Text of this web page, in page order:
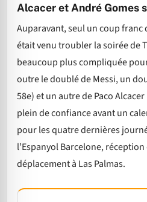
Alcacer et André Gomes
Auparavant, seul un coup franc
était venu troubler la soirée de
beaucoup plus compliquée
outre le doublé de Messi, un
58e) et un autre de Paco
plein de confiance avant un
pour les quatre dernières
l’Espanyol Barcelone,
déplacement à Las Palmas.